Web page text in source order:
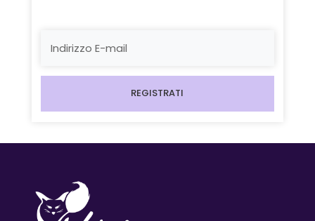
REGISTRATI